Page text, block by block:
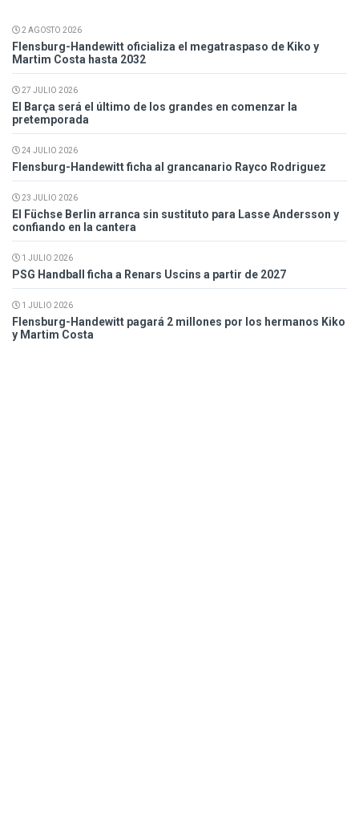
2 AGOSTO 2026
Flensburg-Handewitt oficializa el megatraspaso de Kiko y
Martim Costa hasta 2032
27 JULIO 2026
El Barça será el último de los grandes en comenzar la
pretemporada
24 JULIO 2026
Flensburg-Handewitt ficha al grancanario Rayco Rodriguez
23 JULIO 2026
El Füchse Berlin arranca sin sustituto para Lasse Andersson y
confiando en la cantera
1 JULIO 2026
PSG Handball ficha a Renars Uscins a partir de 2027
1 JULIO 2026
Flensburg-Handewitt pagará 2 millones por los hermanos Kiko
y Martim Costa